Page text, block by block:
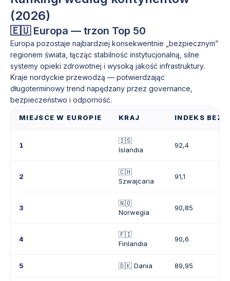
(2026)
🇪🇺 Europa — trzon Top 50
Europa pozostaje najbardziej konsekwentnie „bezpiecznym”
regionem świata, łącząc stabilność instytucjonalną, silne
systemy opieki zdrowotnej i wysoką jakość infrastruktury.
Kraje nordyckie przewodzą — potwierdzając
długoterminowy trend napędzany przez governance,
bezpieczeństwo i odporność.
MIEJSCE W EUROPIE KRAJ INDEKS
1
🇮🇸
Islandia
92,4
2
🇨🇭
Szwajcaria
91,1
3
🇳🇴
Norwegia
90,85
4
🇫🇮
Finlandia
90,6
5 🇩🇰 Dania 89,95